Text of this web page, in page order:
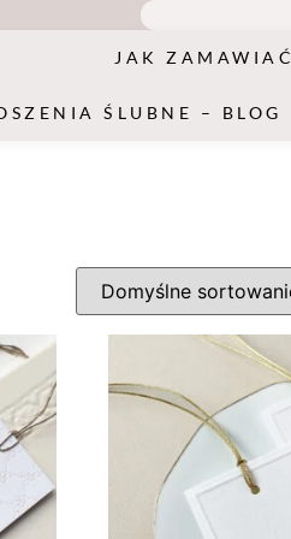
JAK ZAMAWIAĆ
ŚLUBNE – BLOG